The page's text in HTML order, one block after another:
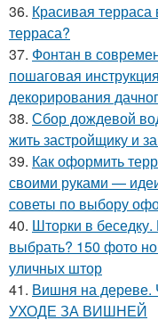
36. Красивая
терраса?
37. Фонтан в
пошаговая
декорирования
38. Сбор дождевой
жить застройщику и
39. Как оформить
своими руками —
советы по выбору
40. Шторки в
выбрать? 150 фото
уличных штор
41. Вишня на
УХОДЕ ЗА ВИШНЕЙ